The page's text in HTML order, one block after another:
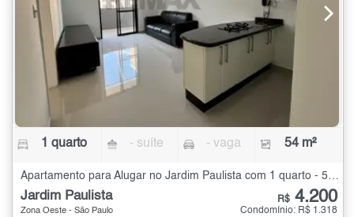
1 quarto - suíte - vaga 54 m²
Apartamento para Alugar no Jardim Paulista com 1 quarto - 54 m²
Jardim Paulista
Zona Oeste - São Paulo
R$ 4.200
Condomínio: R$ 1.318